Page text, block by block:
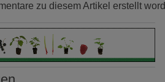
zu diesem Artikel erstellt